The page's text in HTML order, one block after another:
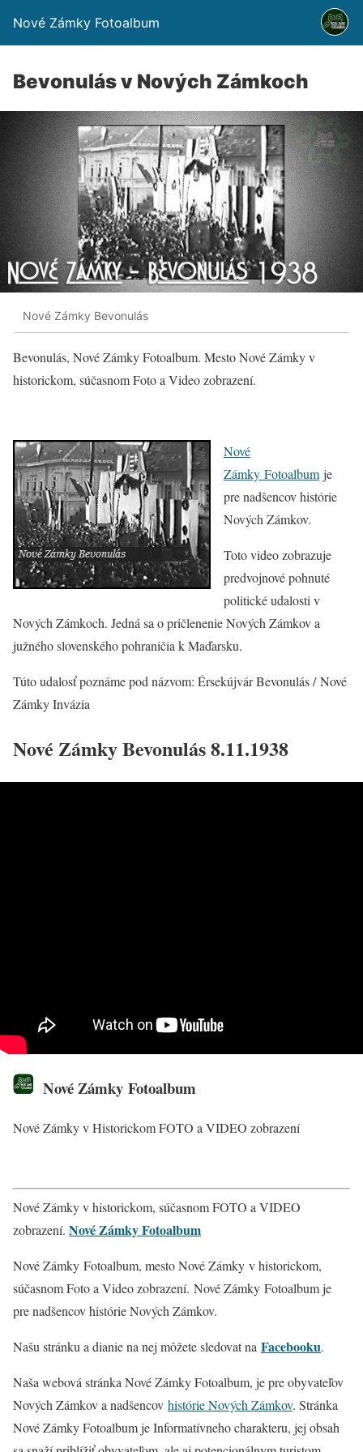
Nové Zámky Fotoalbum
Bevonulás v Nových Zámkoch
Nové Zámky Bevonulás
Bevonulás, Nové Zámky Fotoalbum. Mesto Nové Zámky v
historickom, súčasnom Foto a Video zobrazení.
Nové
Zámky Fotoalbum je
pre nadšencov histórie
Nových Zámkov.
Toto video zobrazuje
predvojnové pohnuté
politické udalosti v
Nových Zámkoch. Jedná sa o pričlenenie Nových Zámkov a
južného slovenského pohraničia k Maďarsku.
Túto udalosť poznáme pod názvom: Érsekújvár Bevonulás / Nové
Zámky Invázia
Nové Zámky Bevonulás 8.11.1938
Nové Zámky Fotoalbum
Nové Zámky v Historickom FOTO a VIDEO zobrazení
Nové Zámky v historickom, súčasnom FOTO a VIDEO
zobrazení. Nové Zámky Fotoalbum
Nové Zámky Fotoalbum, mesto Nové Zámky v historickom,
súčasnom Foto a Video zobrazení. Nové Zámky Fotoalbum je
pre nadšencov histórie Nových Zámkov.
Našu stránku a dianie na nej môžete sledovat na Facebooku.
Naša webová stránka Nové Zámky Fotoalbum, je pre obyvateľov
Nových Zámkov a nadšencov histórie Nových Zámkov. Stránka
Nové Zámky Fotoalbum je Informatívneho charakteru, jej obsah